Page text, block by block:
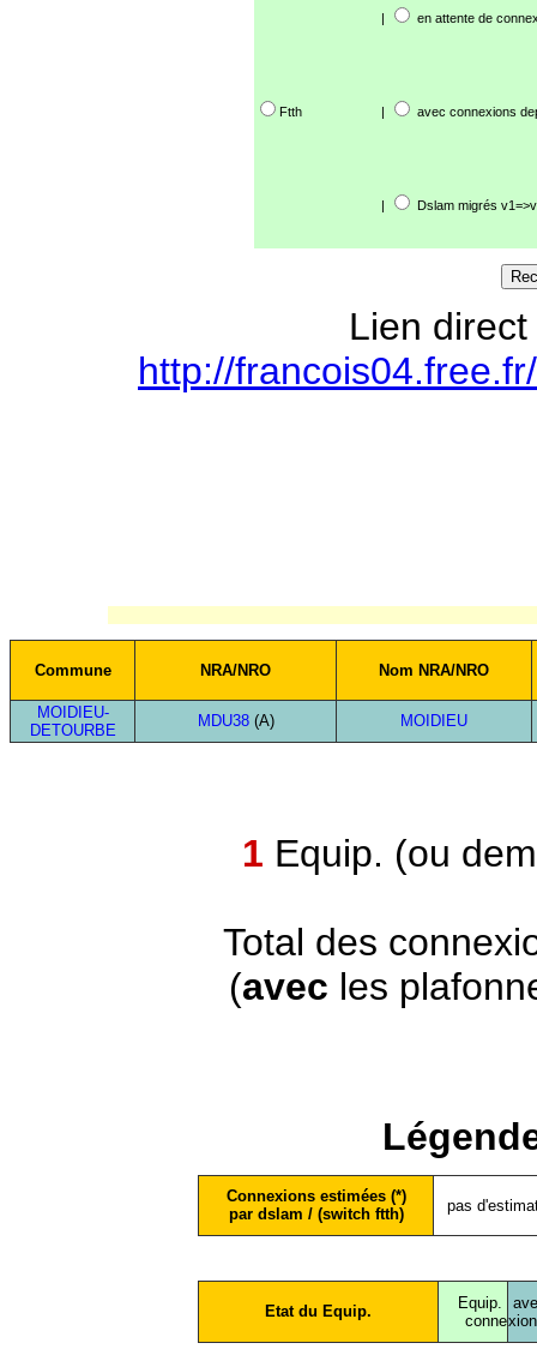
| en attente de
Ftth | avec connexions
| Dslam migrés
Lien
http://
Commune NRA/NRO Nom NRA/NRO
MOIDIEU-
DETOURBE
MDU38(A) MOIDIEU
1 Equip. (ou
Total des
(avec les
Connexions estimées (*)
par dslam / (switch ftth)
pas
Etat du Equip.
Equip.
conne